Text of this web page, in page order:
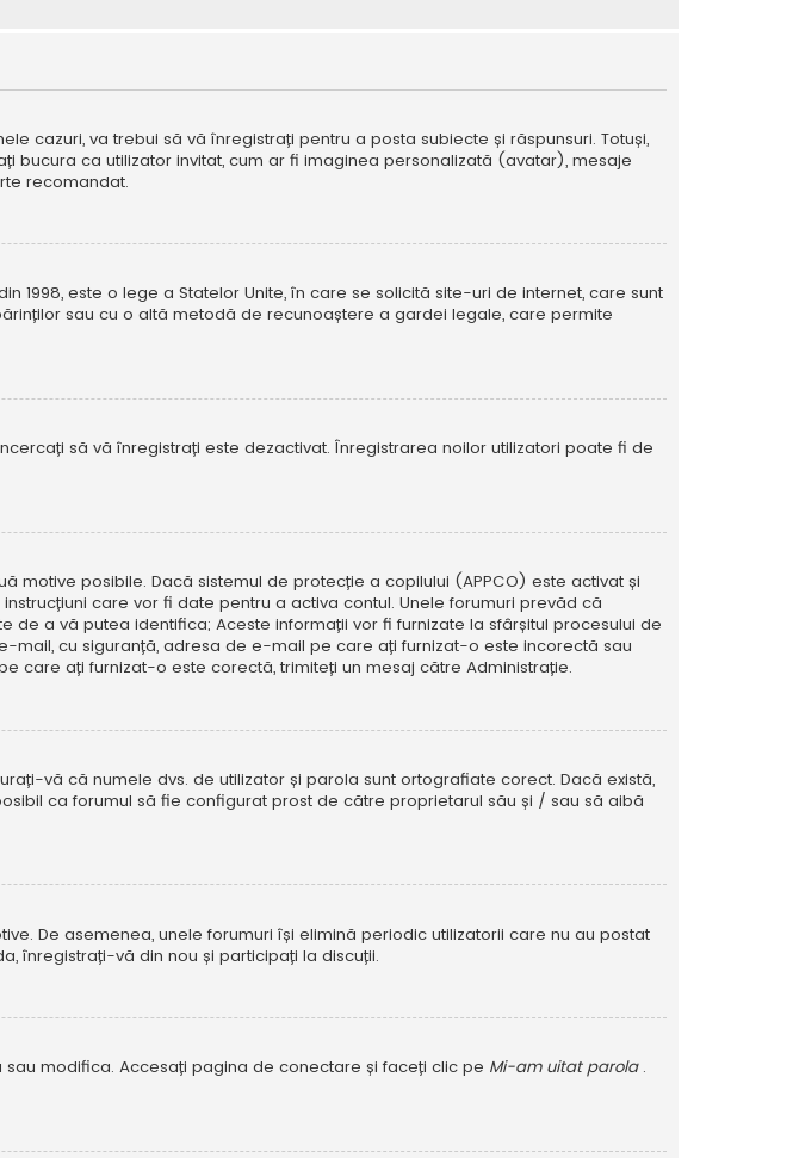
cazuri, va trebui să vă înregistrați pentru a posta subiecte și răspunsuri. Totuși,
ca utilizator invitat, cum ar fi imaginea personalizată (avatar), mesaje
recomandat.
1998, este o lege a Statelor Unite, în care se solicită site-uri de internet, care sunt
sau cu o altă metodă de recunoaștere a gardei legale, care permite
să vă înregistrați este dezactivat. Înregistrarea noilor utilizatori poate fi de
motive posibile. Dacă sistemul de protecție a copilului (APPCO) este activat și
care vor fi date pentru a activa contul. Unele forumuri prevăd că
a vă putea identifica; Aceste informații vor fi furnizate la sfârșitul procesului de
mail, cu siguranță, adresa de e-mail pe care ați furnizat-o este incorectă sau
care ați furnizat-o este corectă, trimiteți un mesaj către Administrație.
vă că numele dvs. de utilizator și parola sunt ortografiate corect. Dacă există,
ca forumul să fie configurat prost de către proprietarul său și / sau să aibă
De asemenea, unele forumuri își elimină periodic utilizatorii care nu au postat
înregistrați-vă din nou și participați la discuții.
modifica. Accesați pagina de conectare și faceți clic pe Mi-am uitat parola .